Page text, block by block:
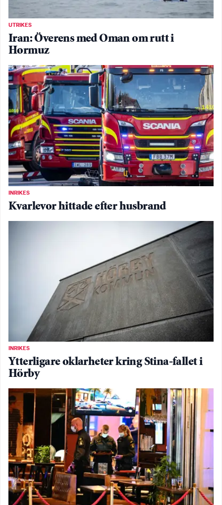
UTRIKES
Iran: Överens med Oman om rutt i
Hormuz
INRIKES
Kvarlevor hittade efter husbrand
INRIKES
Ytterligare oklarheter kring Stina-fallet i
Hörby